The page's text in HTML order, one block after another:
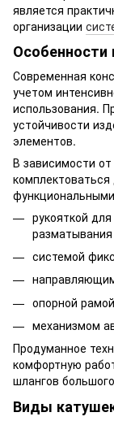
является
организации
Особенности
Современная
учетом
использования.
устойчивости
элементов.
В зависимости
рукояткой
системой
опорной
механизмом
Продуманное
комфортную
шлангов
Виды